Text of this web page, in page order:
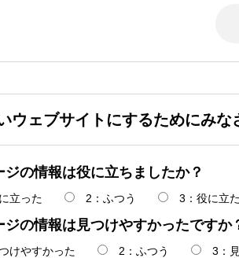
ウェブサイトにするためにみ
ジの情報は役に立ちましたか？
立った 2：ふつう 3：役に立
ジの情報は見つけやすかったですか
けやすかった 2：ふつう 3：